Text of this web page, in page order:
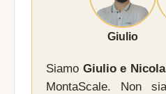
Giulio
Siamo Giulio e Nicola
MontaScale. Non